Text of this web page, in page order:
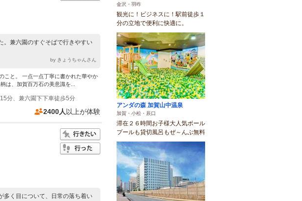
。兼六園のすぐそばで行きやすい
by きょうちゃんさん
こと。 一点一点丁寧に書かれた華やか
は、加賀百万石の美意識を...
分、兼六園下下車徒歩5分
2400人 以上が体験
多く目について、日常の落ち着い
金沢・羽咋
観光に！ビジネスに！駅前徒歩１
分の立地で便利に快適に。
アンダの森 加賀山中温泉
加賀・小松・辰口
滞在２６時間お子様大人気ボール
プールも貸切風呂もぜ～んぶ無料